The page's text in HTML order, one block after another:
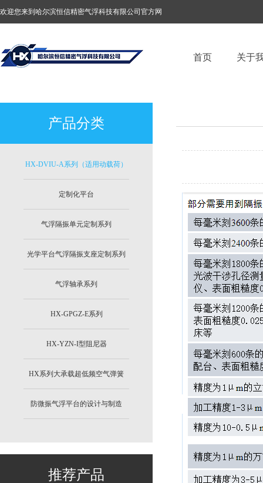
欢迎您来到哈尔滨恒信精密气浮科技有限公司官方网
首页 关于
产品分类
HX-DVIU-A系列（适用动载荷）
定制化平台
气浮隔振单元定制系列
光学平台气浮隔振支座定制系列
气浮轴承系列
HX-GPGZ-E系列
HX-YZN-I型阻尼器
HX系列大承载超低频空气弹簧
防微振气浮平台的设计与制造
推荐产品